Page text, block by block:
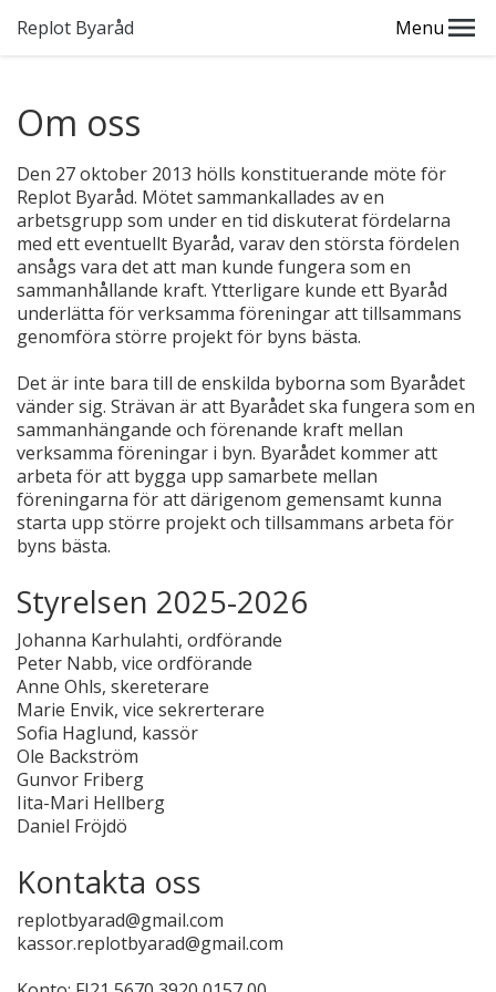
Replot Byaråd Menu
Om oss
Den 27 oktober 2013 hölls konstituerande möte för
Replot Byaråd. Mötet sammankallades av en
arbetsgrupp som under en tid diskuterat fördelarna
med ett eventuellt Byaråd, varav den största fördelen
ansågs vara det att man kunde fungera som en
sammanhållande kraft. Ytterligare kunde ett Byaråd
underlätta för verksamma föreningar att tillsammans
genomföra större projekt för byns bästa.
Det är inte bara till de enskilda byborna som Byarådet
vänder sig. Strävan är att Byarådet ska fungera som en
sammanhängande och förenande kraft mellan
verksamma föreningar i byn. Byarådet kommer att
arbeta för att bygga upp samarbete mellan
föreningarna för att därigenom gemensamt kunna
starta upp större projekt och tillsammans arbeta för
byns bästa.
Styrelsen 2025-2026
Johanna Karhulahti, ordförande
Peter Nabb, vice ordförande
Anne Ohls, skereterare
Marie Envik, vice sekrerterare
Sofia Haglund, kassör
Ole Backström
Gunvor Friberg
Iita-Mari Hellberg
Daniel Fröjdö
Kontakta oss
replotbyarad@gmail.com
kassor.replotbyarad@gmail.com